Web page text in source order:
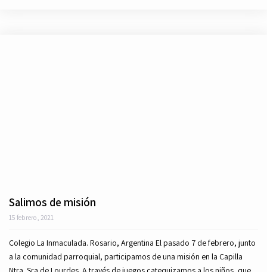
Salimos de misión
15 febrero, 2021
Colegio La Inmaculada. Rosario, Argentina El pasado 7 de febrero, junto
a la comunidad parroquial, participamos de una misión en la Capilla